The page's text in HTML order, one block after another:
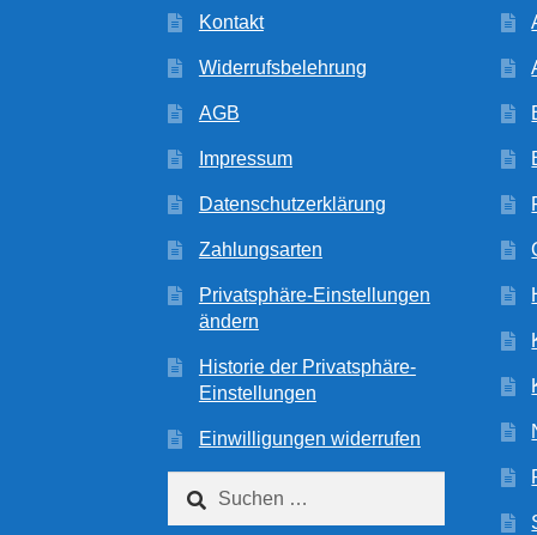
Kontakt
Widerrufsbelehrung
AGB
Impressum
Datenschutzerklärung
Zahlungsarten
Privatsphäre-Einstellungen
ändern
Historie der Privatsphäre-
Einstellungen
Einwilligungen widerrufen
nach: